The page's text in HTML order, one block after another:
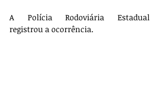
A Polícia Rodoviária Estadual
registrou a ocorrência.